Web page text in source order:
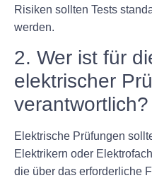
Risiken sollten Tests
werden.
2. Wer ist für
elektrischer
verantwortlich?
Elektrische Prüfungen
Elektrikern oder
die über das erforderliche